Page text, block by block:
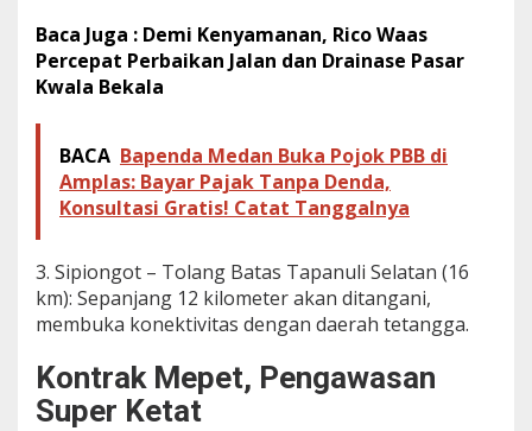
Baca Juga : Demi Kenyamanan, Rico Waas
Percepat Perbaikan Jalan dan Drainase Pasar
Kwala Bekala
BACA Bapenda Medan Buka Pojok PBB di
Amplas: Bayar Pajak Tanpa Denda,
Konsultasi Gratis! Catat Tanggalnya
3. Sipiongot – Tolang Batas Tapanuli Selatan (16
km): Sepanjang 12 kilometer akan ditangani,
membuka konektivitas dengan daerah tetangga.
Kontrak Mepet, Pengawasan
Super Ketat